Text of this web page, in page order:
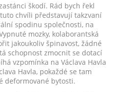
škodí. Rád bych řekl
chvíli představují takzvaní
spodinu společnosti, na
mozky, kolaborantská
jakoukoliv špinavost, žádné
schopnost zmocnit se dotací
vzpomínka na Václava Havla
Havla, pokaždé se tam
deformované bytosti.